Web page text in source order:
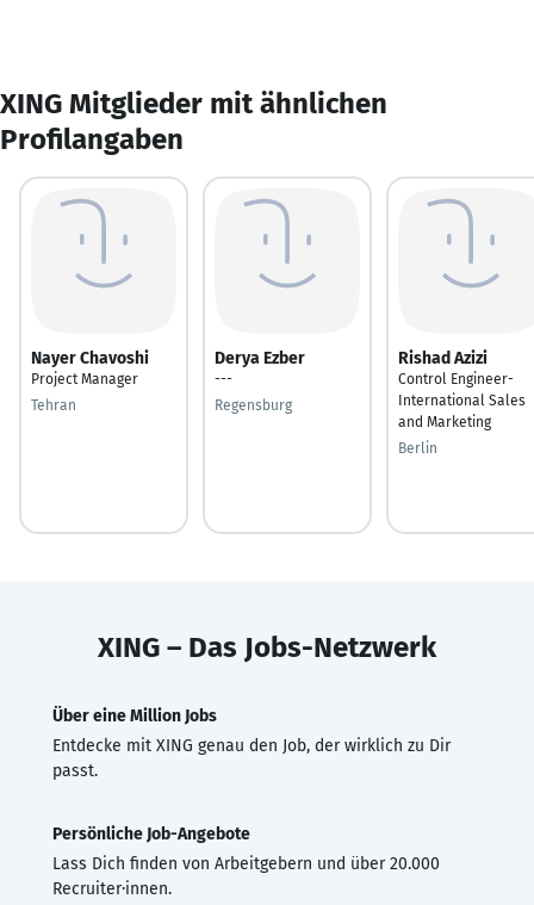
XING Mitglieder mit ähnlichen
Profilangaben
Nayer Chavoshi
Project Manager
Tehran
Derya Ezber
---
Regensburg
Rishad Azizi
Control Engineer-
International Sales
and Marketing
Berlin
XING – Das Jobs-Netzwerk
Über eine Million Jobs
Entdecke mit XING genau den Job, der wirklich zu Dir
passt.
Persönliche Job-Angebote
Lass Dich finden von Arbeitgebern und über 20.000
Recruiter·innen.